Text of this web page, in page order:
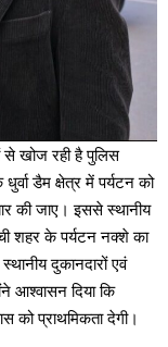
से खोज रही है पुलिस
डैम क्षेत्र में पर्यटन को
की जाए। इससे स्थानीय
शहर के पर्यटन नक्शे का
दुकानदारों एवं
आश्वासन दिया कि
को प्राथमिकता देगी।